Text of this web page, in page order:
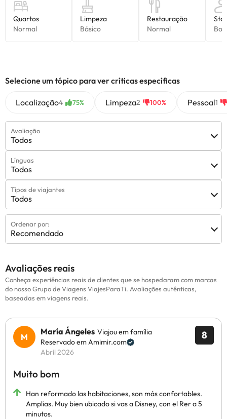
Selecione um tópico para ver críticas específicas
Localização4 75% Limpeza2 100% Pessoal1
Avaliação
Todos
Línguas
Todos
Tipos de viajantes
Todos
Ordenar por:
Recomendado
Avaliações reais
Conheça experiências reais de clientes que se hospedaram com marcas
do nosso Grupo de Viagens ViajesParaTi. Avaliações autênticas,
baseadas em viagens reais.
8
María Ángeles Viajou em família
Reservado em Amimir.com
Abril 2026
Muito bom
Han reformado las habitaciones, son más confortables.
Amplias. Muy bien ubicado si vas a Disney, con el Rer a 5
minutos.